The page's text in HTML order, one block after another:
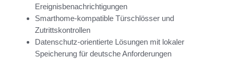
Ereignisbenachrichtigungen
Smarthome-kompatible Türschlösser und
Zutrittskontrollen
Datenschutz-orientierte Lösungen mit lokaler
Speicherung für deutsche Anforderungen